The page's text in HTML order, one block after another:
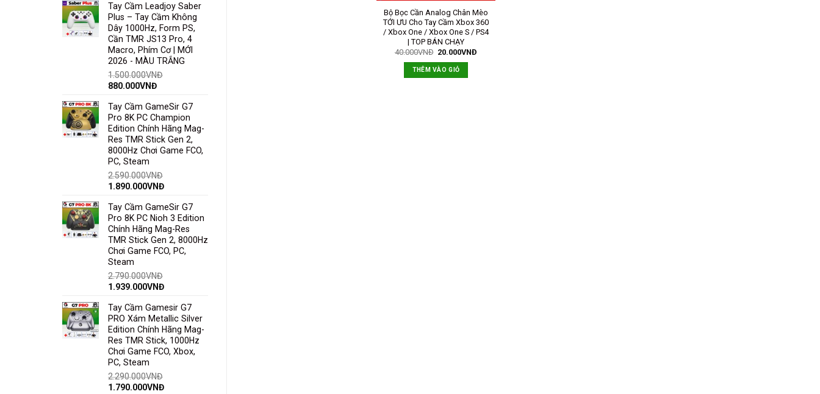
Bộ Bọc Cần Analog Chân Mèo
TỚI ƯU Cho Tay Cầm Xbox 360
/ Xbox One / Xbox One S / PS4
| TOP BÁN CHẠY
40.000VNĐ 20.000VNĐ
THÊM VÀO GIỎ
Dây Cáp Chuyển USB Cho Tay
Cầm Chơi Game Xbox 360 Có
Dây Hàng XỊN | Cáp Chấu Nối
Xbox 360 Cho PC Laptop
80.000VNĐ 50.000
ĐỌC TIẾP
Tay Cầm Leadjoy Saber
Plus – Tay Cầm Không
Dây 1000Hz, Form PS,
Cần TMR JS13 Pro, 4
Macro, Phím Cơ | MỚI
2026 - MÀU TRẮNG
1.500.000VNĐ
880.000VNĐ
Tay Cầm GameSir G7
Pro 8K PC Champion
Edition Chính Hãng Mag-
Res TMR Stick Gen 2,
8000Hz Chơi Game FCO,
PC, Steam
2.590.000VNĐ
1.890.000VNĐ
Tay Cầm GameSir G7
Pro 8K PC Nioh 3 Edition
Chính Hãng Mag-Res
TMR Stick Gen 2, 8000Hz
Chơi Game FCO, PC,
Steam
2.790.000VNĐ
1.939.000VNĐ
Tay Cầm Gamesir G7
PRO Xám Metallic Silver
Edition Chính Hãng Mag-
Res TMR Stick, 1000Hz
Chơi Game FCO, Xbox,
PC, Steam
2.290.000VNĐ
1.790.000VNĐ